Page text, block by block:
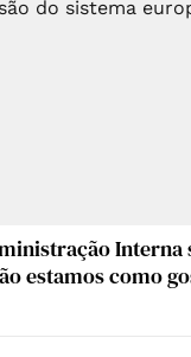
Interna
estamos como